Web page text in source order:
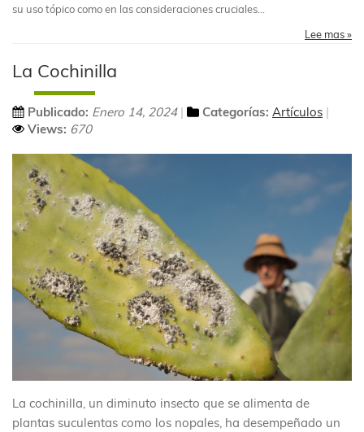
su uso tópico como en las consideraciones cruciales...
Lee mas »
La Cochinilla
Publicado: Enero 14, 2024 Categorías: Artículos
Views: 670
La cochinilla, un diminuto insecto que se alimenta de
plantas suculentas como los nopales, ha desempeñado un